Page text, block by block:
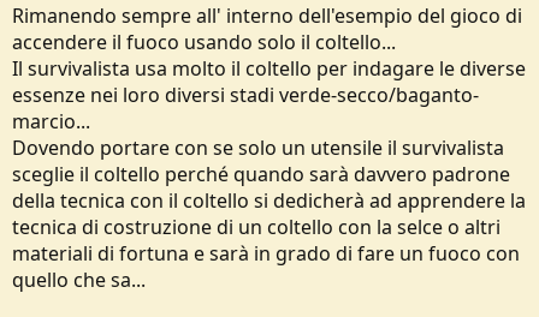
Rimanendo sempre all' interno dell'esempio del gioco di
accendere il fuoco usando solo il coltello...
Il survivalista usa molto il coltello per indagare le diverse
essenze nei loro diversi stadi verde-secco/baganto-
marcio...
Dovendo portare con se solo un utensile il survivalista
sceglie il coltello perché quando sarà davvero padrone
della tecnica con il coltello si dedicherà ad apprendere la
tecnica di costruzione di un coltello con la selce o altri
materiali di fortuna e sarà in grado di fare un fuoco con
quello che sa...